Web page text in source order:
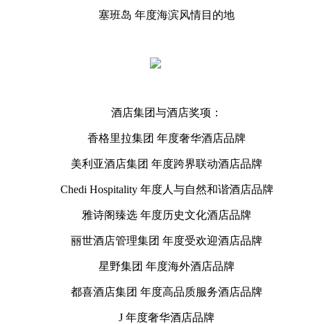
塞班岛 年度海滨风情目的地
酒店集团与酒店奖项：
香格里拉集团 年度奢华酒店品牌
美利亚酒店集团 年度跨界联动酒店品牌
Chedi Hospitality 年度人与自然和谐酒店品牌
雅诗阁臻选 年度历史文化酒店品牌
丽世酒店管理集团 年度受欢迎酒店品牌
星野集团 年度海外酒店品牌
都喜酒店集团 年度高品质服务酒店品牌
J 年度奢华酒店品牌